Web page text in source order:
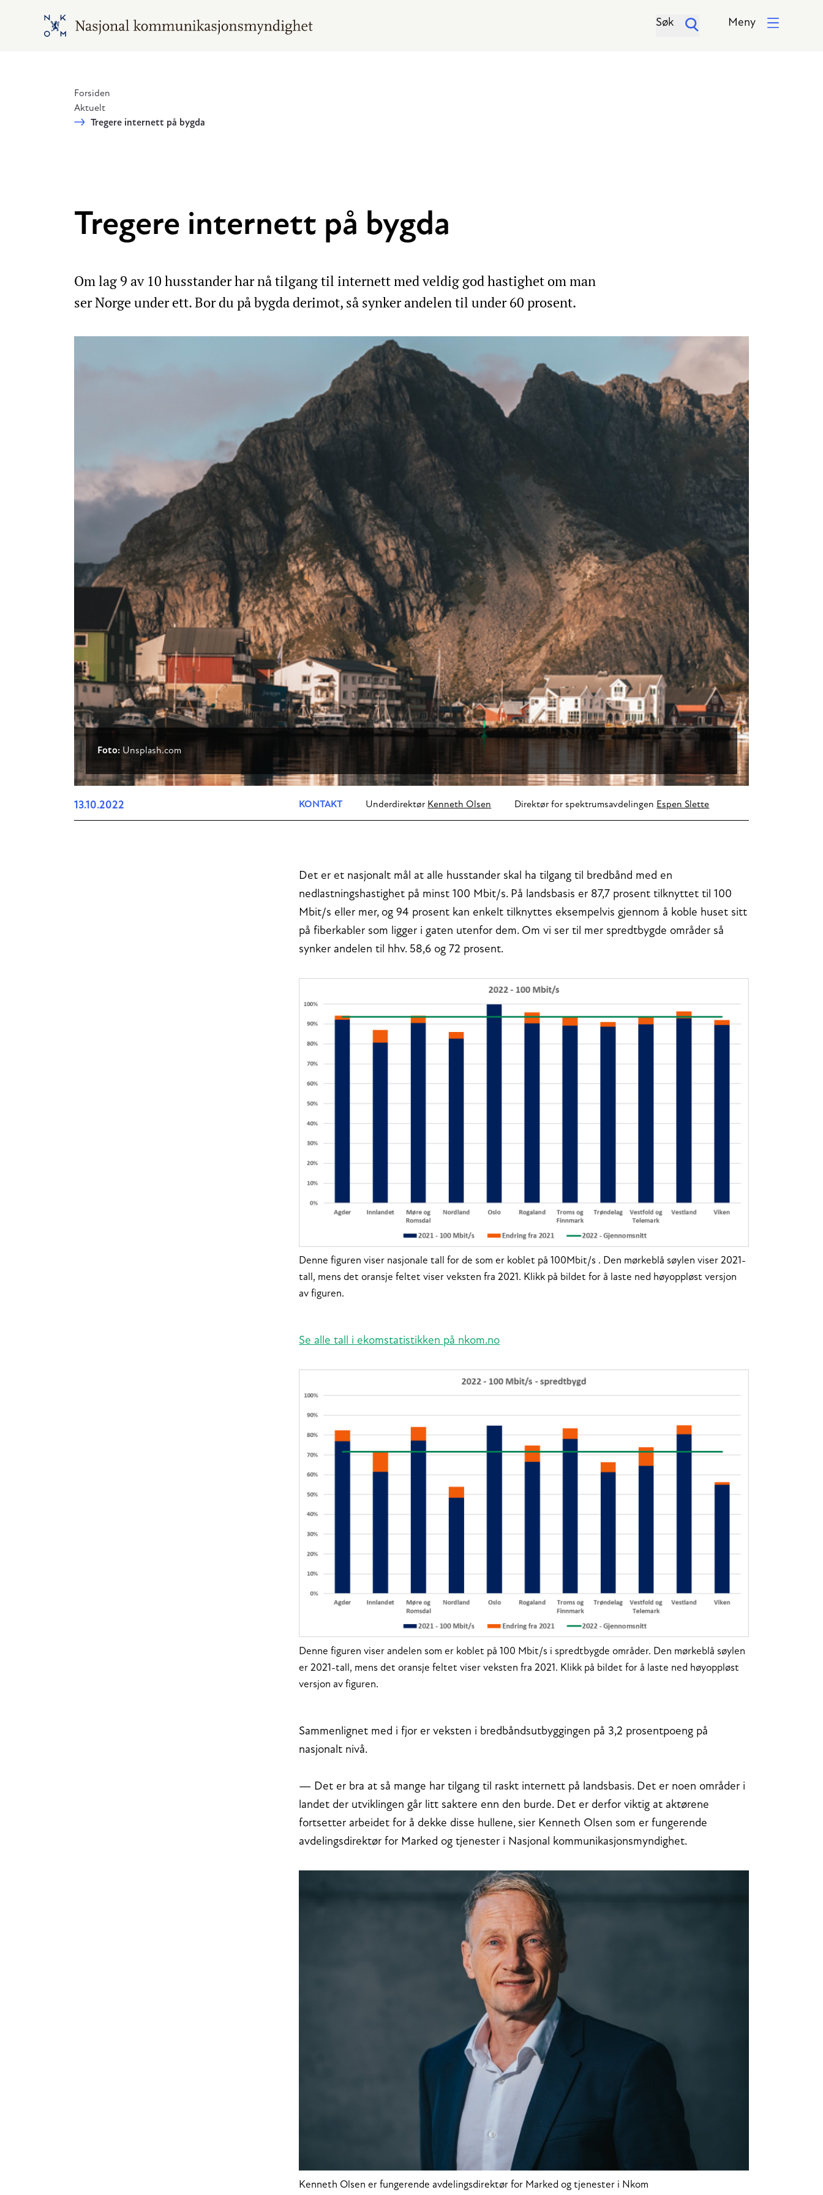
Hopp til hovedinnhold
Gå til hovedsiden Søk Meny
Forsiden
Aktuelt
Tregere internett på bygda
Tregere internett på bygda
Om lag 9 av 10 husstander har nå tilgang til internett med veldig god hastighet om man
ser Norge under ett. Bor du på bygda derimot, så synker andelen til under 60 prosent.
Foto: Unsplash.com
13.10.2022 KONTAKT Underdirektør Kenneth Olsen Direktør for spektrumsavdelingen Espen Slette
Det er et nasjonalt mål at alle husstander skal ha tilgang til bredbånd med en
nedlastningshastighet på minst 100 Mbit/s. På landsbasis er 87,7 prosent tilknyttet til 100
Mbit/s eller mer, og 94 prosent kan enkelt tilknyttes eksempelvis gjennom å koble huset sitt
på fiberkabler som ligger i gaten utenfor dem. Om vi ser til mer spredtbygde områder så
synker andelen til hhv. 58,6 og 72 prosent.
Denne figuren viser nasjonale tall for de som er koblet på 100Mbit/s . Den mørkeblå søylen viser 2021-
tall, mens det oransje feltet viser veksten fra 2021. Klikk på bildet for å laste ned høyoppløst versjon
av figuren.
Se alle tall i ekomstatistikken på nkom.no
Denne figuren viser andelen som er koblet på 100 Mbit/s i spredtbygde områder. Den mørkeblå søylen
er 2021-tall, mens det oransje feltet viser veksten fra 2021. Klikk på bildet for å laste ned høyoppløst
versjon av figuren.
Sammenlignet med i fjor er veksten i bredbåndsutbyggingen på 3,2 prosentpoeng på
nasjonalt nivå.
— Det er bra at så mange har tilgang til raskt internett på landsbasis. Det er noen områder i
landet der utviklingen går litt saktere enn den burde. Det er derfor viktig at aktørene
fortsetter arbeidet for å dekke disse hullene, sier Kenneth Olsen som er fungerende
avdelingsdirektør for Marked og tjenester i Nasjonal kommunikasjonsmyndighet.
Kenneth Olsen er fungerende avdelingsdirektør for Marked og tjenester i Nkom